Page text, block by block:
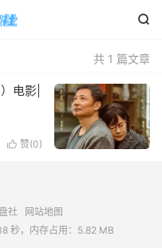

共 1 篇文章
电影|
 赞(0)
社
网站地图
秒，内存占用：5.82 MB